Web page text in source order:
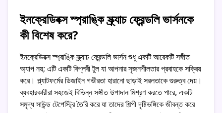
ইনক্রেডিবক্স স্প্রাঙ্কি স্ক্র্যাচ ফ্রেন্ডলি ভার্সনকে
কী বিশেষ করে?
ইনক্রেডিবক্স স্প্রাঙ্কি স্ক্র্যাচ ফ্রেন্ডলি ভার্সন শুধু একটি আরেকটি সঙ্গীত
অ্যাপ নয়; এটি একটি বিপ্লবী টুল যা আপনার সৃজনশীলতার প্রবাহকে সক্রিয়
করে। প্ল্যাটফর্মের ডিজাইন গভীরতা হারানো ছাড়াই সরলতাকে গুরুত্ব দেয়।
ব্যবহারকারীরা সহজেই বিভিন্ন সঙ্গীত উপাদান মিশ্রণ করতে পারে, একটি
সমৃদ্ধ সাউন্ড টেপেস্ট্রি তৈরি করে যা তাদের শিল্পী দৃষ্টিভঙ্গিকে জীবন্ত করে